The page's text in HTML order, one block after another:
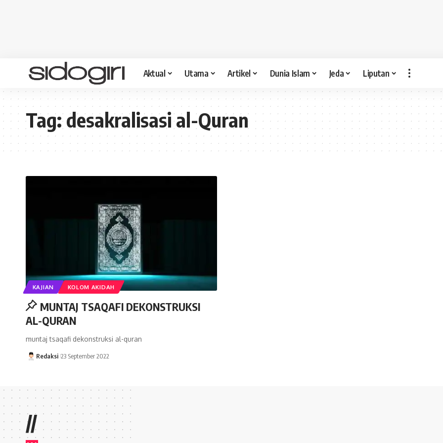
Aktual Utama Artikel Dunia Islam Jeda Liputan
Tag:desakralisasi al-Quran
KAJIAN KOLOM AKIDAH
MUNTAJ TSAQAFI DEKONSTRUKSI
AL-QURAN
muntaj tsaqafi dekonstruksi al-quran
Redaksi 23 September 2022
//